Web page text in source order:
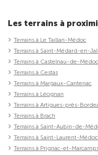
Les terrains à
Terrains à Le Taillan-Médoc
Terrains à Saint-Médard-en-
Terrains à Castelnau-de-Médoc
Terrains à Cestas
Terrains à Margaux-Cantenac
Terrains à Léognan
Terrains à Artigues-près-
Terrains à Brach
Terrains à Saint-Aubin-de-
Terrains à Saint-Laurent-Médoc
Terrains à Prignac-et-